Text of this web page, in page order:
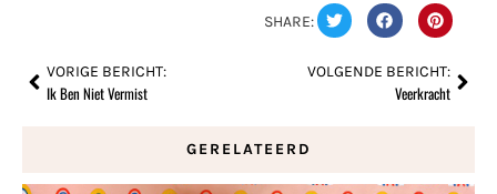
SHARE:
VORIGE BERICHT:
Ik Ben Niet Vermist
VOLGENDE BERICHT:
Veerkracht
GERELATEERD